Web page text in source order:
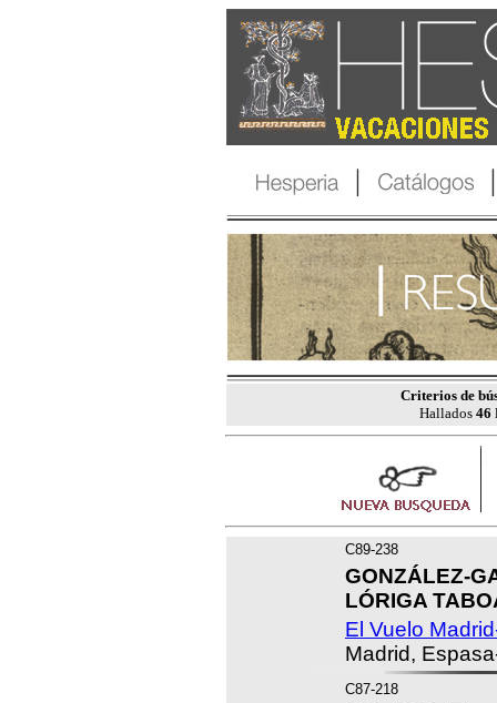
Criterios de
Hallados 46
C89-238
GONZÁLEZ-
LÓRIGA
El Vuelo
Madrid,
C87-218